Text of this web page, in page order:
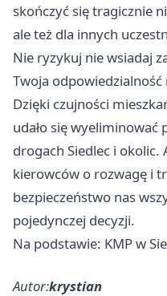
skończyć się tragicznie
ale też dla innych
Nie ryzykuj nie wsiadaj
Twoja odpowiedzialność
Dzięki czujności
udało się wyeliminować
drogach Siedlec i
kierowców o rozwagę i
bezpieczeństwo nas
pojedynczej decyzji.
Na podstawie: KMP w
Autor:krystian